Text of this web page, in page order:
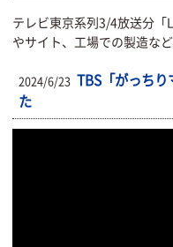
テレビ東京系列3/4放送分「
やサイト、工場での製造な
2024/6/23 TBS「がっち
た